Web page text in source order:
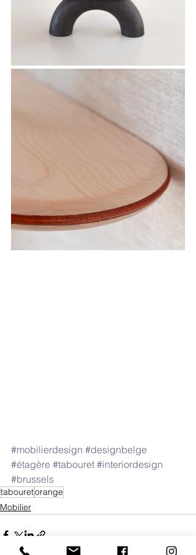
#mobilierdesign #designbelge
#étagère #tabouret #interiordesign
#brussels
tabouretorange
Mobilier